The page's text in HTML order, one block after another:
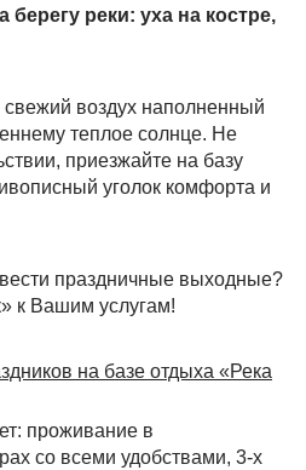
реки: уха на костре,
воздух наполненный
теплое солнце. Не
приезжайте на базу
уголок комфорта и
праздничные выходные?
к Вашим услугам!
на базе отдыха «Река
проживание в
со всеми удобствами, 3-х